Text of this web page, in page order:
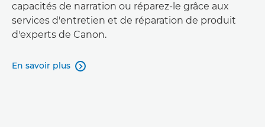
capacités de narration ou réparez-le grâce aux
services d'entretien et de réparation de produit
d'experts de Canon.
En savoir plus 